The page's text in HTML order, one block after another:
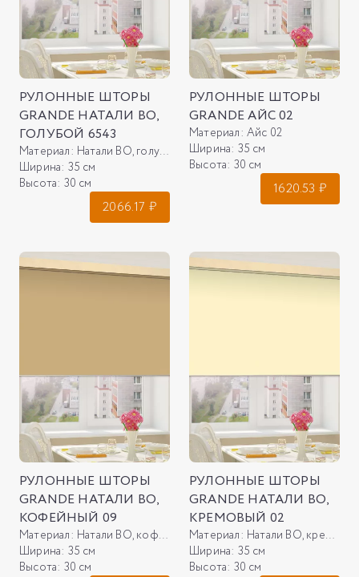
РУЛОННЫЕ ШТОРЫ
GRANDE НАТАЛИ ВО,
ГОЛУБОЙ 6543
Материал: Натали ВО, голубой 6543
Ширина: 35 см
Высота: 30 см
2066.17 ₽
РУЛОННЫЕ ШТОРЫ
GRANDE АЙС 02
Материал: Айс 02
Ширина: 35 см
Высота: 30 см
1620.53 ₽
РУЛОННЫЕ ШТОРЫ
GRANDE НАТАЛИ ВО,
КОФЕЙНЫЙ 09
Материал: Натали ВО, кофейный 09
Ширина: 35 см
Высота: 30 см
РУЛОННЫЕ ШТОРЫ
GRANDE НАТАЛИ ВО,
КРЕМОВЫЙ 02
Материал: Натали ВО, кремовый 02
Ширина: 35 см
Высота: 30 см